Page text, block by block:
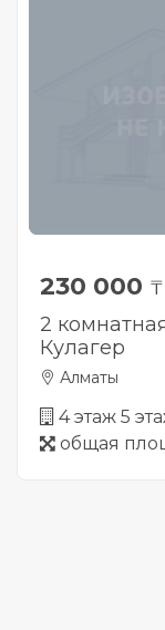
230 000
2
Кулагер
Алматы
4 этаж 5
общая